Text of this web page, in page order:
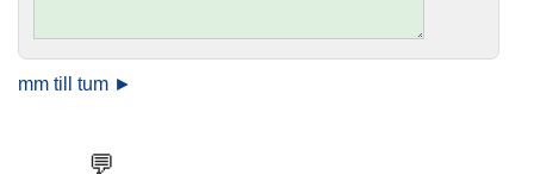
mm till tum ►
💬